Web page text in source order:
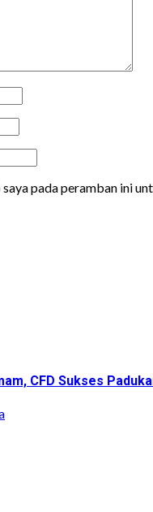
saya pada peramban ini
CFD Sukses